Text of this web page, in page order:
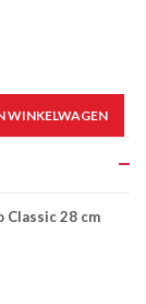
WINKELWAGEN
Classic 28 cm